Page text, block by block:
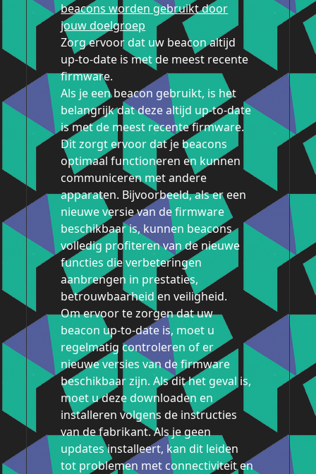
beacons worden gebruikt door
jouw doelgroep
Zorg ervoor dat uw beacon altijd
up-to-date is met de meest recente
firmware.
Als je een beacon gebruikt, is het
belangrijk dat deze altijd up-to-date
is met de meest recente firmware.
Dit zorgt ervoor dat je beacons
optimaal functioneren en kunnen
communiceren met andere
apparaten. Bijvoorbeeld, als er een
nieuwe versie van de firmware
beschikbaar is, kunnen beacons
volledig profiteren van de nieuwe
functies die verbeteringen
aanbrengen in prestaties,
betrouwbaarheid en veiligheid.
Om ervoor te zorgen dat uw
beacon up-to-date is, moet u
regelmatig controleren of er
nieuwe versies van de firmware
beschikbaar zijn. Als dit het geval is,
moet u deze downloaden en
installeren volgens de instructies
van de fabrikant. Als je geen
updates installeert, kan dit leiden
tot problemen met connectiviteit en